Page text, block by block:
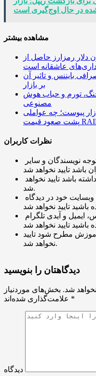
مشاهده بیشتر
پی توقیف ۲۵ میلیون دلار رمزارز حاصل از
عاشقانه است
صرافی بایننس و تاثیر آن
بر بازار
تورم و حباب هوش
مصنوعی
پیوست؛ چه عواملی
نظرات کاربران
شد.
مطرح شود تایید
نخواهد شد.
دیدگاهتان را بنویسید
شد. بخش‌های موردنیاز
*
دیدگاه